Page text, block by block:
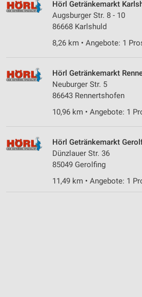
Hörl Getränkemarkt
Augsburger Str. 8 - 10
86668 Karlshuld
8,26 km • Angebote: 1
Hörl Getränkemarkt
Neuburger Str. 5
86643 Rennertshofen
10,96 km • Angebote: 1
Hörl Getränkemarkt
Dünzlauer Str. 36
85049 Gerolfing
11,49 km • Angebote: 1
Verwendung von Profilen zur Auswahl
personalisierter Inhalte
Analyse von Zielgruppen durch
Kombinationen von Daten aus
Entwicklung und Verbesserung der
Verwendung reduzierter Daten zur
Inhalten
IAB-Besonderheiten:
Verwendung genauer Standortdaten